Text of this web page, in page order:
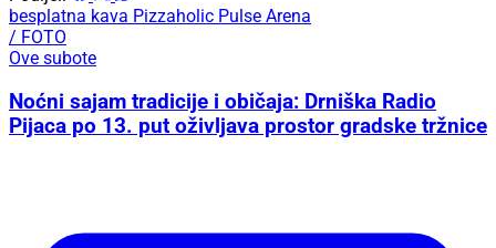
besplatna kava Pizzaholic Pulse Arena
/ FOTO
Ove subote
Noćni sajam tradicije i običaja: Drniška Radio
Pijaca po 13. put oživljava prostor gradske tržnice